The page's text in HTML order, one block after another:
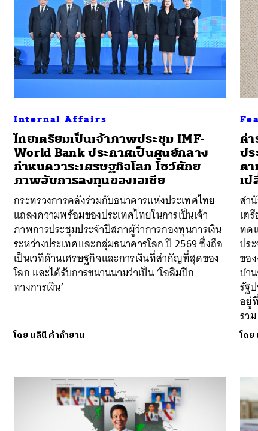
Internal Affairs
ไทยเตรียมเป็นเจ้าภาพประชุม IMF-
World Bank ประกาศเป็นศูนย์กลาง
กำหนดวาระเศรษฐกิจโลก โชว์ศักย
ภาพฮับการลงทุนของเอเชีย
กระทรวงการคลังร่วมกับธนาคารแห่งประเทศไทย
แถลงความพร้อมของประเทศไทยในการเป็นเจ้า
ภาพการประชุมประจำปีสภาผู้ว่าการกองทุนการเงิน
ระหว่างประเทศและกลุ่มธนาคารโลก ปี 2569 ซึ่งถือ
เป็นเวทีด้านเศรษฐกิจและการเงินที่สำคัญที่สุดของ
โลก และได้รับการขนานนามว่าเป็น ‘โอลิมปิก
ทางการเงิน’
โดย นลินี ค้ากำยาน
ค่
ป
ตา
เป
สำ
เต
ทด
ปร
ขอ
บำ
รัฐ
อยู่
รว
โดย